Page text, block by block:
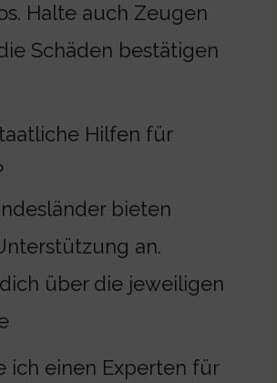
Halte auch Zeugen
Schäden bestätigen
Hilfen für
bieten
an.
über die jeweiligen
ich einen Experten für